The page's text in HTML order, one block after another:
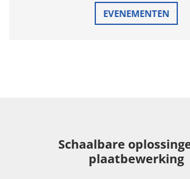
EVENEMENTEN
Schaalbare
plaatbewerking